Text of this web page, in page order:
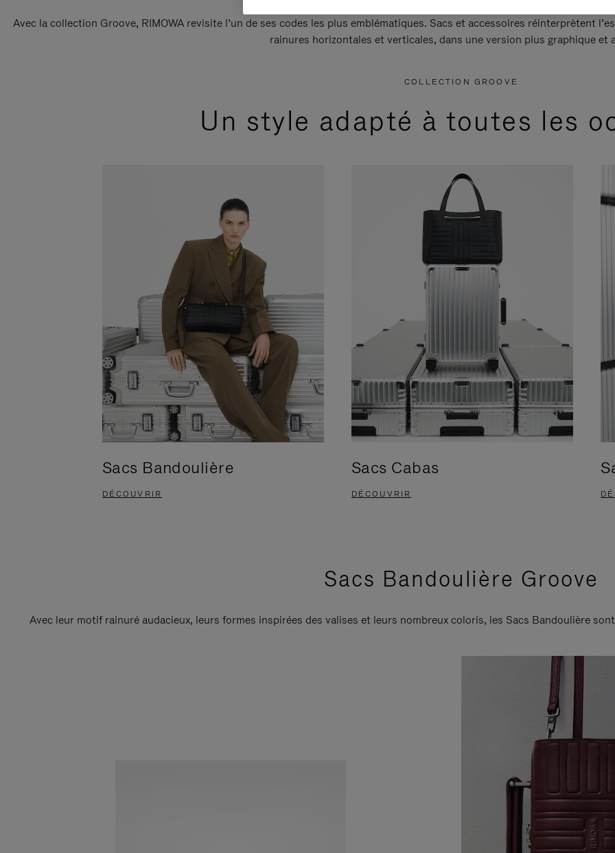
Avec la collection Groove, RIMOWA revisite l’un de ses codes les plus emblématiques. Sacs et accessoires réinterprètent
rainures horizontales et verticales, dans une version plus graphique et
COLLECTION GROOVE
Un style adapté à toutes les
Sacs Bandoulière
DÉCOUVRIR
Sacs Cabas
DÉCOUVRIR
Sacs Bandoulière Groove
Avec leur motif rainuré audacieux, leurs formes inspirées des valises et leurs nombreux coloris, les Sacs Bandoulière